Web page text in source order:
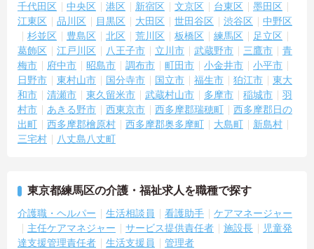
千代田区 中央区 港区 新宿区 文京区 台東区
墨田区
江東区
品川区 目黒区 大田区 世田谷区 渋谷区
中野区
杉並区
豊島区 北区 荒川区 板橋区 練馬区
足立区
葛飾区
江戸川区 八王子市 立川市 武蔵野市 三鷹市
青
梅市
府中市 昭島市 調布市 町田市 小金井市
小平市
日野市
東村山市 国分寺市 国立市 福生市 狛江市
東大
和市
清瀬市 東久留米市 武蔵村山市 多摩市 稲城市
羽
村市
あきる野市 西東京市 西多摩郡瑞穂町
西多摩郡日の
出町
西多摩郡檜原村 西多摩郡奥多摩町 大島町
新島村
三宅村
八丈島八丈町
東京都練馬区の介護・福祉求人を職種で探す
介護職・ヘルパー 生活相談員 看護助手
ケアマネージャー
主任ケアマネジャー
サービス提供責任者 施設長
児童発
達支援管理責任者
生活支援員 管理者